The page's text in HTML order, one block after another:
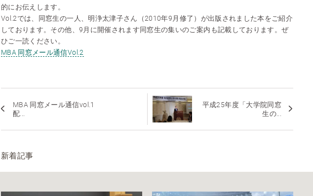
的にお伝えします。
Vol.2では、同窓生の一人、明浄太津子さん（2010年9月修了）が出版されました本をご紹介
しております。その他、9月に開催されます同窓生の集いのご案内も記載しております。ぜ
ひご一読ください。
MBA 同窓メール通信Vol.2
MBA 同窓メール通信vol.1
配...
平成25年度「大学院同窓
生の...
新着記事